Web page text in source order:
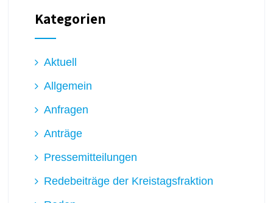
Kategorien
Aktuell
Allgemein
Anfragen
Anträge
Pressemitteilungen
Redebeiträge der Kreistagsfraktion